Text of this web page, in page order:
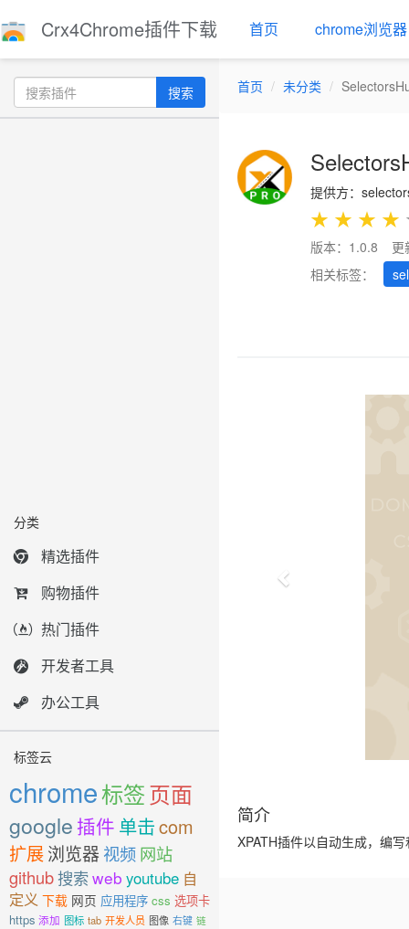
Crx4Chrome插件下载 首页 chrome浏览器
搜索
分类
精选插件
购物插件
热门插件
开发者工具
办公工具
标签云
chrome标签页面
google 插件 单击com
扩展浏览器 视频网站
github搜索web youtube 自
定义 下载 网页 应用程序 css 选项卡
https 添加 图标 tab 开发人员 图像 右键 链
首页 未分类
提供方：
★ ★ ★ ★
版本：1.0.8
更
相关标签：
简介
XPATH插件以自动生成，编